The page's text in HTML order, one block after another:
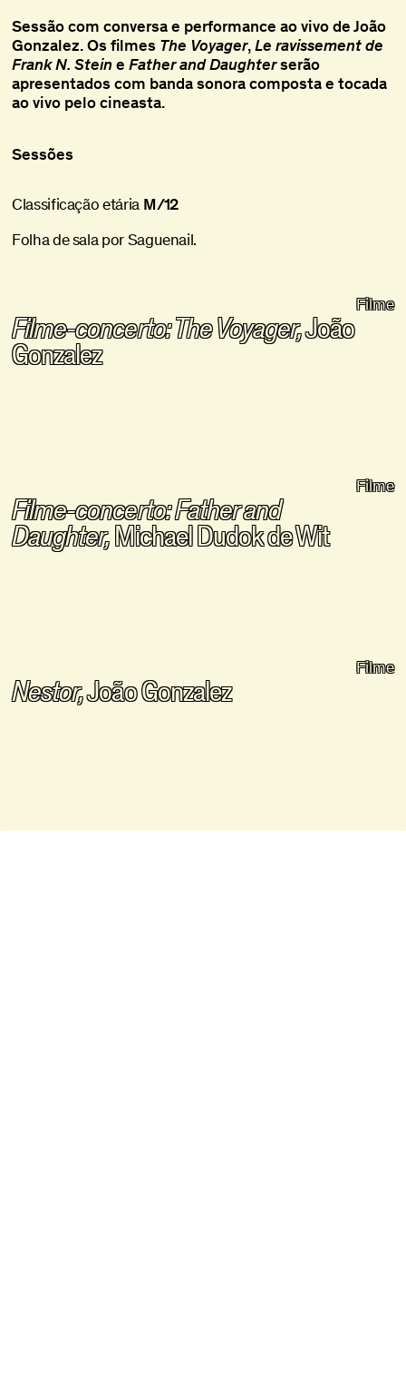
Sessão com conversa e performance ao vivo de João
Gonzalez. Os filmes The Voyager,Le ravissement de
Frank N. SteineFather and Daughterserão
apresentados com banda sonora composta e tocada
ao vivo pelo cineasta.
Sessões
Classificação etária M/12
Folha de sala por Saguenail.
Filme-concerto: The Voyager,João
Gonzalez
Filme
Filme-concerto: Father and
Daughter,Michael Dudok de Wit
Filme
Nestor,João Gonzalez
Filme